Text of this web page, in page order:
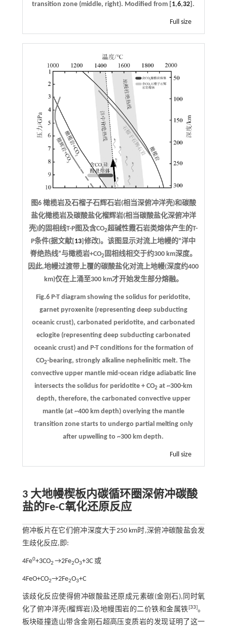
transition zone (middle, right). Modified from [1,6,32].
Full size
图6 橄榄岩及石榴子石辉石岩(相当深俯冲洋壳)和碳酸
盐化橄榄岩及碳酸盐化榴辉岩(相当碳酸盐化深俯冲洋
壳)的固相线T-P图及含CO2超碱性霞石岩类熔体产生的T-
P条件(据文献[13]修改)。该图显示对流上地幔的“洋中
脊绝热线”与橄榄岩+CO2 固相线相交于约300 km深度。
因此,地幔过渡带上覆的碳酸盐化对流上地幔(深度约400
km)仅在上涌至300 km才开始发生部分熔融。
Fig.6 P-T diagram showing the solidus for peridotite,
garnet pyroxenite (representing deep subducting
oceanic crust), carbonated peridotite, and carbonated
eclogite (representing deep subducting carbonated
oceanic crust) and P-T conditions for the formation of
CO2-bearing, strongly alkaline nephelinitic melt. The
convective upper mantle mid-ocean ridge adiabatic line
intersects the solidus for peridotite + CO2 at ~300-km
depth, therefore, the carbonated convective upper
mantle (at ~400 km depth) overlying the mantle
transition zone starts to undergo partial melting only
after upwelling to ~300 km depth.
Full size
3 大地幔楔板内碳循环圈深俯冲碳酸
盐的Fe-C氧化还原反应
俯冲板片在它们俯冲深度大于250 km时,深俯冲碳酸盐会发
生歧化反应,即:
4Fe0+3CO2 →2Fe2O3+3C 或
4FeO+CO2→2Fe2O3+C
该歧化反应使得俯冲碳酸盐还原成元素碳(金刚石),同时氧
化了俯冲洋壳(榴辉岩)及地幔围岩的二价铁和金属铁[33]。
板块碰撞造山带含金刚石超高压变质岩的发现证明了这一